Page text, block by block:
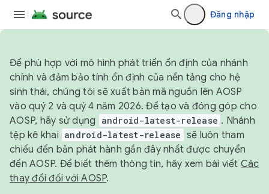
Đăng nhập
Để phù hợp với mô hình phát triển ổn định của nhánh
chính và đảm bảo tính ổn định của nền tảng cho hệ
sinh thái, chúng tôi sẽ xuất bản mã nguồn lên AOSP
vào quý 2 và quý 4 năm 2026. Để tạo và đóng góp cho
AOSP, hãy sử dụng
android-latest-release . Nhánh
tệp kê khai android-latest-release sẽ luôn tham
chiếu đến bản phát hành gần đây nhất được chuyển
đến AOSP. Để biết thêm thông tin, hãy xem bài viết Các
thay đổi đối với AOSP.